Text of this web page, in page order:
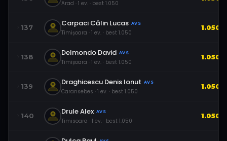
Arad · 1 ev. · best 1.050
137 Carpaci Călin Lucas AVS
Timișoara · 1 ev. · best 1.050
1.050
138 Delmondo David AVS
Timișoara · 1 ev. · best 1.050
1.050
139 Draghicescu Denis Ionut AVS
Caransebes · 1 ev. · best 1.050
1.050
140 Drule Alex AVS
Timisoara · 1 ev. · best 1.050
1.050